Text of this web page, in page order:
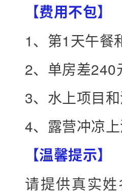
【费用不包】
1、第1天午餐
2、单房差
3、水上项目和
4、露营冲凉
【温馨提示】
请提供真实